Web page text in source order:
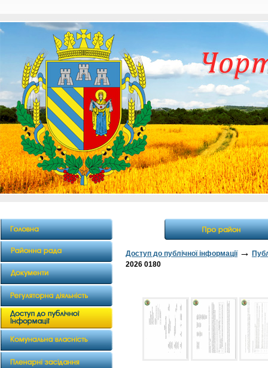
Доступ до публічної інформації →
2026 0180